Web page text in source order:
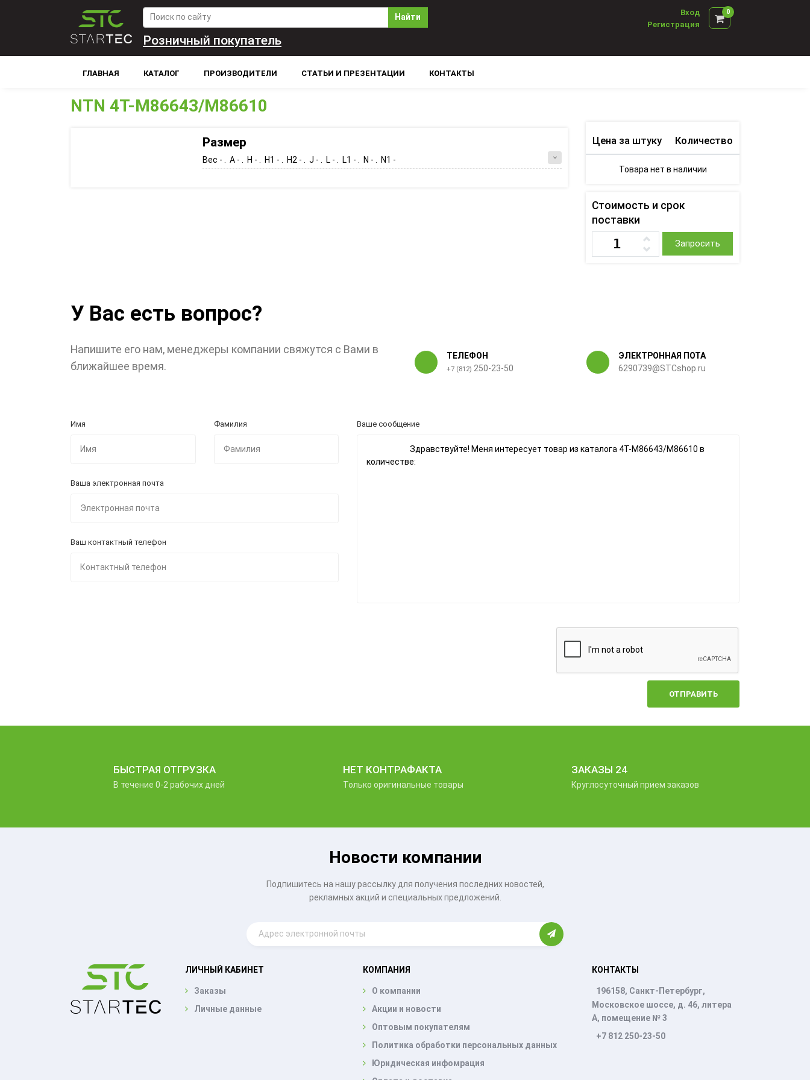
Найти
Вход
Регистрация
0
Розничный покупатель
ГЛАВНАЯ КАТАЛОГ ПРОИЗВОДИТЕЛИ СТАТЬИ И ПРЕЗЕНТАЦИИ КОНТАКТЫ
NTN 4T-M86643/M86610
Размер
Вес - . A - . H - . H1 - . H2 - . J - . L - . L1 - . N - . N1 -
Цена за штуку Количество
Товара нет в наличии
Стоимость и срок
поставки
Запросить
У Вас есть вопрос?
Напишите его нам, менеджеры компании свяжутся с Вами в
ближайшее время.
ТЕЛЕФОН
+7 (812) 250-23-50
ЭЛЕКТРОННАЯ ПОТА
6290739@STCshop.ru
Имя Фамилия
Ваша электронная почта
Ваш контактный телефон
Ваше сообщение
ОТПРАВИТЬ
БЫСТРАЯ ОТГРУЗКА
В течение 0-2 рабочих дней
НЕТ КОНТРАФАКТА
Только оригинальные товары
ЗАКАЗЫ 24
Круглосуточный прием заказов
Новости компании
Подпишитесь на нашу рассылку для получения последних новостей,
рекламных акций и специальных предложений.
ЛИЧНЫЙ КАБИНЕТ
Заказы
Личные данные
КОМПАНИЯ
О компании
Акции и новости
Оптовым покупателям
Политика обработки персональных данных
Юридическая инфомрация
КОНТАКТЫ
196158, Санкт-Петербург,
Московское шоссе, д. 46, литера
А, помещение № 3
+7 812 250-23-50